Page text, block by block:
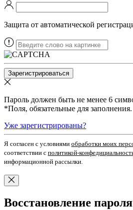
Защита от автоматической
Пароль должен быть не менее 6
*Поля, обязательные для заполнения.
Уже зарегистрированы?
Я согласен c условиями обработки моих
соответствии с политикой-
информационной рассылки.
Восстановление пароля